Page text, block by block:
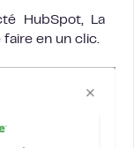
HubSpot, La
en un clic.